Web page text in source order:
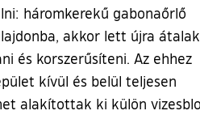
háromkerekű gabonaőrlő
akkor lett újra
és korszerűsíteni. Az ehhez
kívül és belül teljesen
alakítottak ki külön